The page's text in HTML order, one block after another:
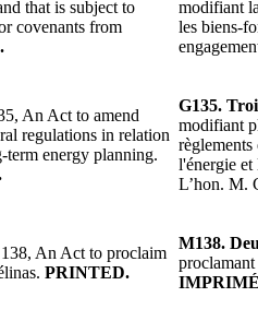
that is subject to
covenants from
modifiant
les biens-
An Act to amend
regulations in relation
term energy planning.
G135.
modifiant
l'énergie et
L’hon. M.
An Act to proclaim
PRINTED.
M138.